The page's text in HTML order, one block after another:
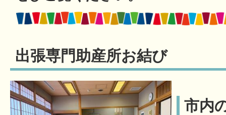
出張専門助産所お結び
市内